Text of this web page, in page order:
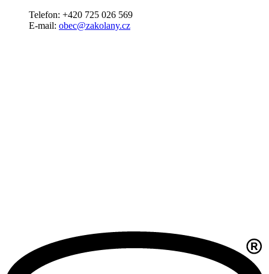
Telefon: +420 725 026 569
E-mail: obec@zakolany.cz